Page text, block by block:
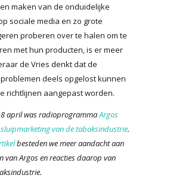
maken van de onduidelijke
sociale media en zo grote
proberen over te halen om te
met hun producten, is er meer
de Vries denkt dat de
deels opgelost kunnen
richtlijnen aangepast worden.
april was radioprogrammaArgos
van de tabaksindustrie.
besteden we meer aandacht aan
van Argos en reacties daarop van